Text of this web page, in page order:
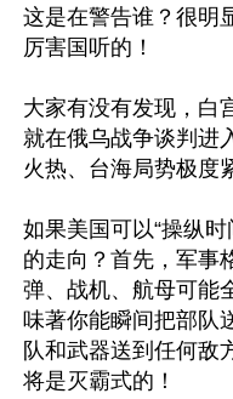
这是在警告谁？很明
厉害国听的！
大家有没有发现，白
就在俄乌战争谈判进
火热、台海局势极度
如果美国可以“操纵
的走向？首先，军事
弹、战机、航母可能
味著你能瞬间把部队
队和武器送到任何敌
将是灭霸式的！